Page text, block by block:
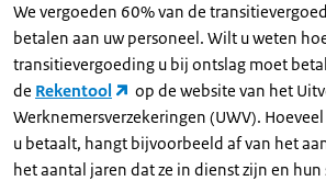
We vergoeden 60% van de
betalen aan uw personeel. Wilt u weten
transitievergoeding u bij ontslag moet
de Rekentool
op de website van het
Werknemersverzekeringen (UWV).
u betaalt, hangt bijvoorbeeld af van het
het aantal jaren dat ze in dienst zijn en